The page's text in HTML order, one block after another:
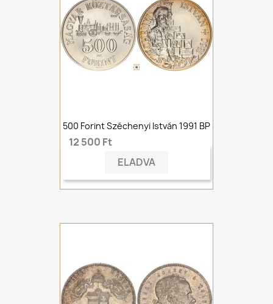
500 Forint Széchenyi István 1991 BP
12 500 Ft
ELADVA